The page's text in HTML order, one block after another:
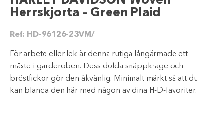
Herrskjorta – Green Plaid
Ref: HD-96126-23VM/
För arbete eller lek är denna rutiga långärmade ett
måste i garderoben. Dess dolda snäppkrage och
bröstfickor gör den åkvänlig. Minimalt märkt så att du
kan blanda den här med någon av dina H-D-favoriter.